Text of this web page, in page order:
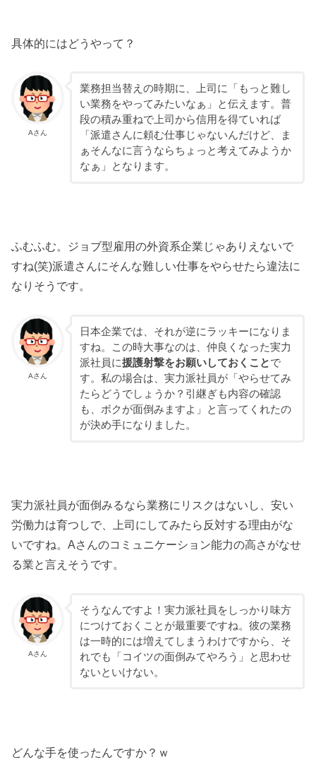
具体的にはどうやって？
Aさん
業務担当替えの時期に、上司に「もっと難し
い業務をやってみたいなぁ」と伝えます。普
段の積み重ねで上司から信用を得ていれば
「派遣さんに頼む仕事じゃないんだけど、ま
ぁそんなに言うならちょっと考えてみようか
なぁ」となります。
ふむふむ。ジョブ型雇用の外資系企業じゃありえないで
すね(笑)派遣さんにそんな難しい仕事をやらせたら違法に
なりそうです。
Aさん
日本企業では、それが逆にラッキーになりま
すね。この時大事なのは、仲良くなった実力
派社員に援護射撃をお願いしておくことで
す。私の場合は、実力派社員が「やらせてみ
たらどうでしょうか？引継ぎも内容の確認
も、ボクが面倒みますよ」と言ってくれたの
が決め手になりました。
実力派社員が面倒みるなら業務にリスクはないし、安い
労働力は育つしで、上司にしてみたら反対する理由がな
いですね。Aさんのコミュニケーション能力の高さがなせ
る業と言えそうです。
Aさん
そうなんですよ！実力派社員をしっかり味方
につけておくことが最重要ですね。彼の業務
は一時的には増えてしまうわけですから、そ
れでも「コイツの面倒みてやろう」と思わせ
ないといけない。
どんな手を使ったんですか？ｗ